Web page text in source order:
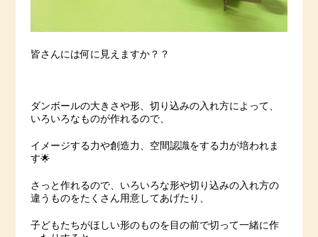
皆さんには何に見えますか？？
ダンボールの大きさや形、切り込みの入れ方によって、
いろいろなものが作れるので、
イメージする力や創造力、空間認識をする力が培われま
す🌟
さっと作れるので、いろいろな形や切り込みの入れ方の
違うものをたくさん用意してあげたり、
子どもたちがほしい形のものを目の前で切って一緒に作